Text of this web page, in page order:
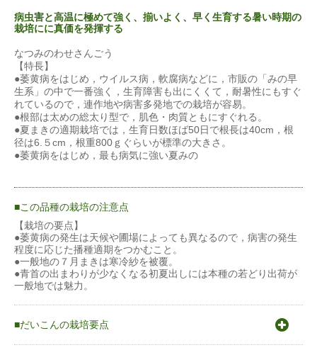
病虫害と高温に極めて強く、揃いよく、早く生育する暑い時期の
栽培にに真価を発揮する
なつみのわせさんごう
【特長】
●萎黄病をはじめ，ウイルス病，軟腐病などに，市販の「みの早
生系」の中で一番強く，生育障害も出にくくて，耐暑性にもすぐ
れているので，連作地や病害多発地での栽培が容易。
●根部は太めの総太り型で，肌色・肉質ともにすぐれる。
●夏まきの適期栽培では，生育日数ほば50日で根長は40cm，根
径は6.５cm，根重800ｇぐらいが標準の大きさ。
●萎黄病をはじめ，最も病気に強い夏みの
この品種の栽培の注意点
【栽培の要点】
●萎黄病の発生は天候や圃場によっても異なるので，病害の発生
程度に応じた播種適期をつかむこと。
●一般地の７月まきは寒冷紗を被覆。
●青首の出まわりが少なくなる初夏出しには本種の若どり出荷が
一般地では魅力。
だいこんの栽培要点